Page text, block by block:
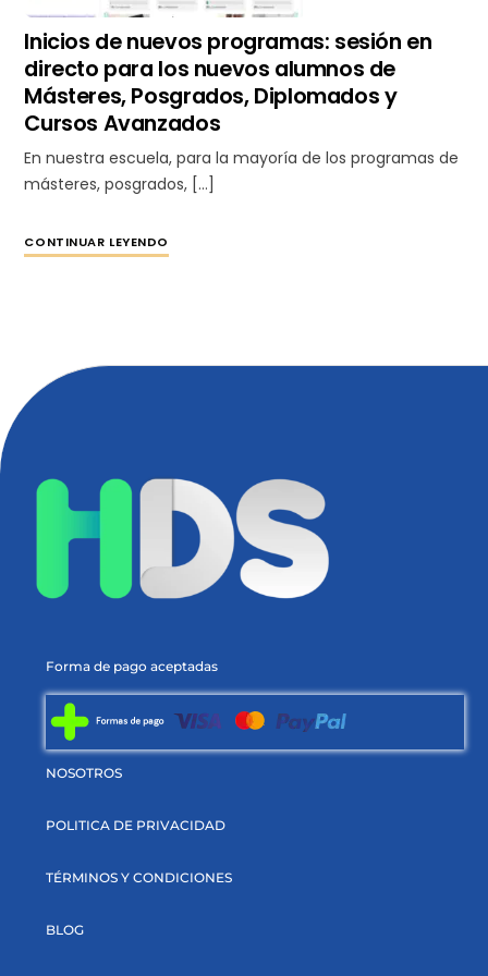
Inicios de nuevos programas: sesión en
directo para los nuevos alumnos de
Másteres, Posgrados, Diplomados y
Cursos Avanzados
En nuestra escuela, para la mayoría de los programas de
másteres, posgrados, […]
CONTINUAR LEYENDO
Forma de pago aceptadas
NOSOTROS
POLITICA DE PRIVACIDAD
TÉRMINOS Y CONDICIONES
BLOG